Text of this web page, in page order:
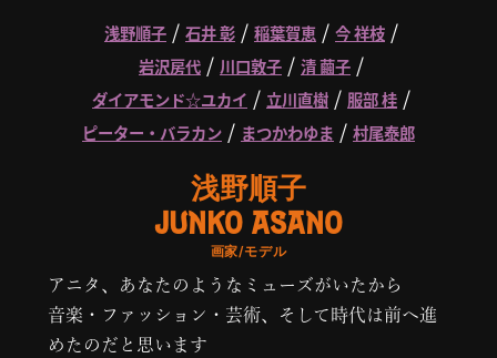
浅野順子 / 石井 彰 / 稲葉賀恵 / 今 祥枝 /
岩沢房代 / 川口敦子 / 清 繭子 /
ダイアモンド☆ユカイ / 立川直樹 / 服部 桂 /
ピーター・バラカン / まつかわゆま / 村尾泰郎
浅野順子
JUNKO ASANO
画家/モデル
アニタ、あなたのようなミューズがいたから
音楽・ファッション・芸術、そして時代は前へ進
めたのだと思います